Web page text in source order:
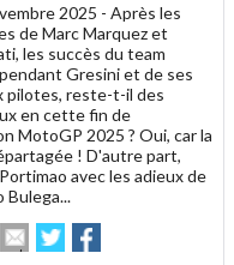
2025 - Après les
de Marc Marquez et
les succès du team
Gresini et de ses
pilotes, reste-t-il des
en cette fin de
MotoGP 2025 ? Oui, car la
! D'autre part,
avec les adieux de
Bulega...
Envoyer
cet
Partager
sur sur